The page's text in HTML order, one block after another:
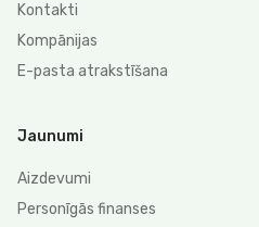
Kontakti
Kompānijas
E-pasta atrakstīšana
Jaunumi
Aizdevumi
Personīgās finanses